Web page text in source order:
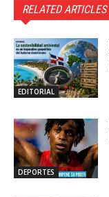
RELATED ARTICLES
EDITORIAL
DEPORTES